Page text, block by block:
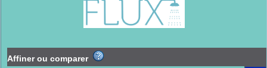
Affiner ou comparer